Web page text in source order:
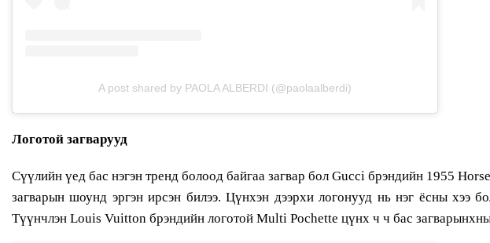
A post shared by PAOLA ALBERDI (@paolaalberdi)
Логотой загварууд
Сүүлийн үед бас нэгэн тренд болоод байгаа загвар бол Gucci брэндийн 1955
загварын шоунд эргэн ирсэн билээ. Цүнхэн дээрхи логонууд нь нэг ёсны хээ
Түүнчлэн Louis Vuitton брэндийн логотой Multi Pochette цүнх ч ч бас загварынхны